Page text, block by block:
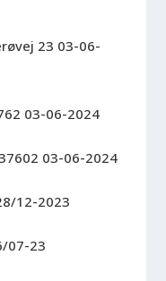
23 03-06-
03-06-2024
03-06-2024
12-2023
07-23